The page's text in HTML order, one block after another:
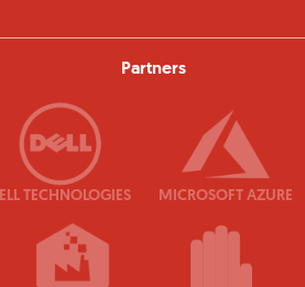
Partners
TECHNOLOGIES MICROSOFT AZURE